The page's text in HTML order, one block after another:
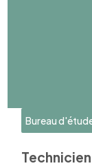
Bureau